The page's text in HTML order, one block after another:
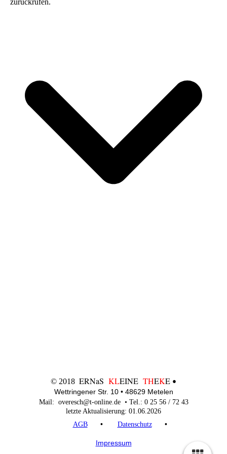
zurückrufen.
© 2018 ERNaS KLEINE THEKE •
Wettringener Str. 10 • 48629 Metelen
Mail: overesch@t-online.de • Tel.: 0 25 56 / 72 43
letzte Aktualisierung: 01.06.2026
AGB
• Datenschutz •
Impressum